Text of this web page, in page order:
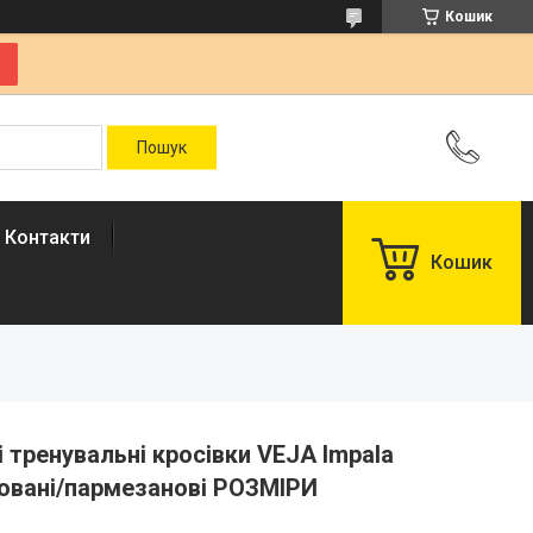
Кошик
Контакти
Кошик
кросівки VEJA Impala
пармезанові РОЗМІРИ